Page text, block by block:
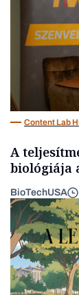
Content Lab
A
biológiája
BioTechUSA